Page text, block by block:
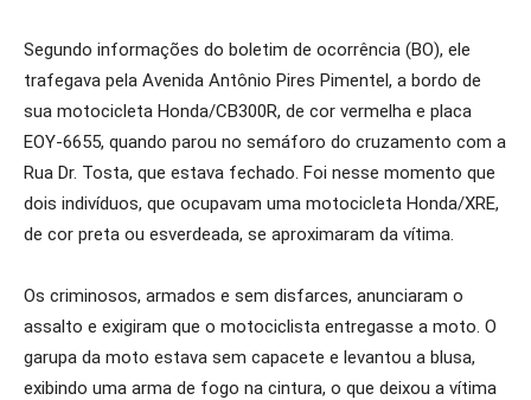
Segundo informações do boletim de ocorrência (BO), ele
trafegava pela Avenida Antônio Pires Pimentel, a bordo de
sua motocicleta Honda/CB300R, de cor vermelha e placa
EOY-6655, quando parou no semáforo do cruzamento com a
Rua Dr. Tosta, que estava fechado. Foi nesse momento que
dois indivíduos, que ocupavam uma motocicleta Honda/XRE,
de cor preta ou esverdeada, se aproximaram da vítima.
Os criminosos, armados e sem disfarces, anunciaram o
assalto e exigiram que o motociclista entregasse a moto. O
garupa da moto estava sem capacete e levantou a blusa,
exibindo uma arma de fogo na cintura, o que deixou a vítima